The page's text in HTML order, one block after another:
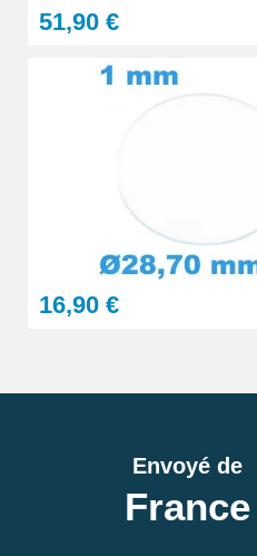
51,90 €
16,90 €
Envoyé de
France